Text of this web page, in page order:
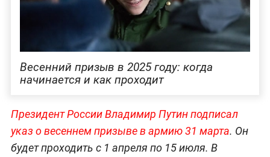
Весенний призыв в 2025 году: когда
начинается и как проходит
Президент России Владимир Путин подписал
указ о весеннем призыве в армию 31 марта. Он
будет проходить с 1 апреля по 15 июля. В